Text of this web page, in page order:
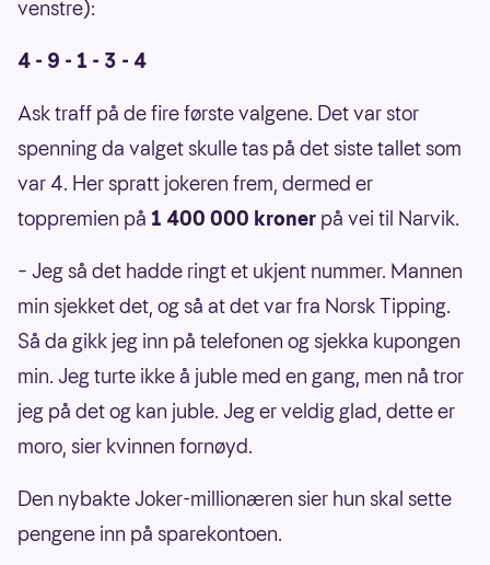
venstre):
4 - 9 - 1 - 3 - 4
Ask traff på de fire første valgene. Det var stor
spenning da valget skulle tas på det siste tallet som
var 4. Her spratt jokeren frem, dermed er
toppremien på 1 400 000 kroner på vei til Narvik.
– Jeg så det hadde ringt et ukjent nummer. Mannen
min sjekket det, og så at det var fra Norsk Tipping.
Så da gikk jeg inn på telefonen og sjekka kupongen
min. Jeg turte ikke å juble med en gang, men nå tror
jeg på det og kan juble. Jeg er veldig glad, dette er
moro, sier kvinnen fornøyd.
Den nybakte Joker-millionæren sier hun skal sette
pengene inn på sparekontoen.